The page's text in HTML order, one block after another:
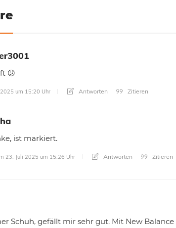
😕
um 15:20 Uhr Antworten Zitieren
ist markiert.
23. Juli 2025 um 15:26 Uhr Antworten Zitieren
Schuh, gefällt mir sehr gut. Mit New